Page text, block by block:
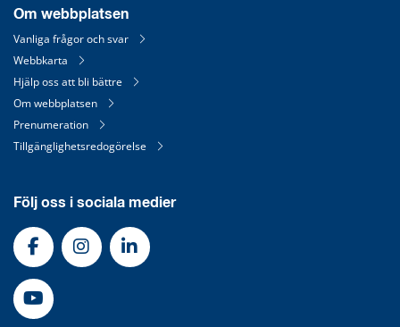
Om webbplatsen
Vanliga frågor och svar
Webbkarta
Hjälp oss att bli bättre
Om webbplatsen
Prenumeration
Tillgänglighetsredogörelse
Följ oss i sociala medier